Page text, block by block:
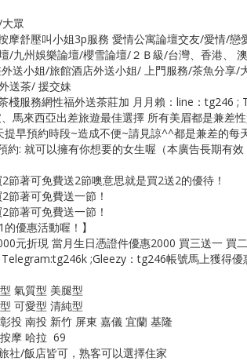
眾
摩舒壓叫小姐3p服務 愛情公寓論壇交友/愛情/戀
/九州娛樂論壇/櫻雪論壇/２Ｂ級/台灣、香港、 澳
送小姐/旅館酒店外送小姐/ 上門服務/茶魚分享/
送茶/ 援交妹
棧服務網性福外送茶莊加 月月賴：line：tg246
馬來西亞出差旅遊最佳選擇 所有美眉都是兼差
提早預約時段~造成不便~請見諒^^都是兼差的每
約: 就可以擁有你想要的女生喔（本廣告長期有效
節著可免費送2節噢意思就是買2送2的優待！
節著可免費送一節！
節著可免費送一節！
優惠活動喔！】
元折現 當月生日憑證件優惠2000 買三送一 買
;Gleezy：tg246帳號馬上獲得
氣質型 美腿型
可愛型 清純型
投 南投 新竹 屏東 嘉儀 宜蘭 基隆
摩 哈拉 69
社/飯店皆可，熟客可以選擇住家